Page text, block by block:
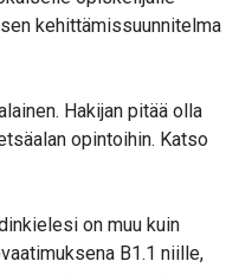
kehittämissuunnitelma
Hakijan pitää olla
opintoihin. Katso
on muu kuin
B1.1 niille,